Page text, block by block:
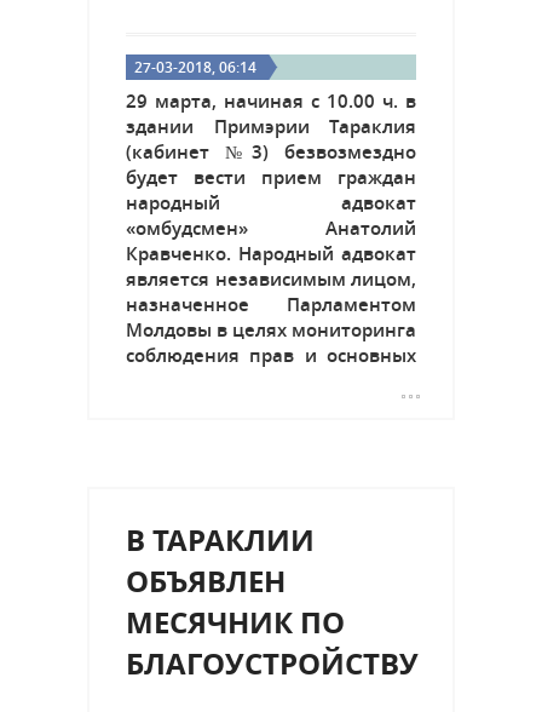
27-03-2018, 06:14
29 марта, начиная с 10.00 ч. в
здании Примэрии Тараклия
(кабинет №3) безвозмездно
будет вести прием граждан
народный адвокат
«омбудсмен» Анатолий
Кравченко. Народный адвокат
является независимым лицом,
назначенное Парламентом
Молдовы в целях мониторинга
соблюдения прав и основных
Молдова. Он также следит за
В ТАРАКЛИИ
ОБЪЯВЛЕН
МЕСЯЧНИК ПО
БЛАГОУСТРОЙСТВУ